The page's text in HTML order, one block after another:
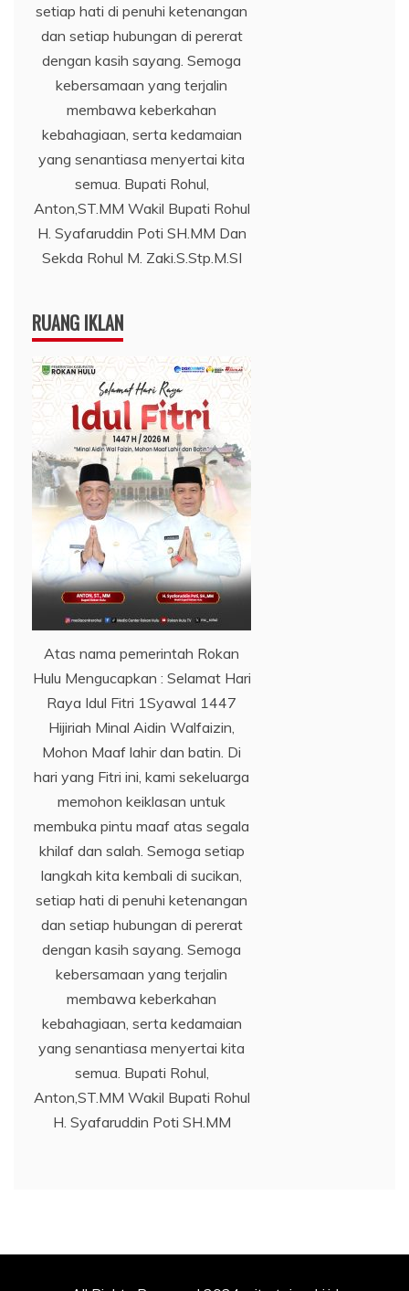
setiap hati di penuhi ketenangan
dan setiap hubungan di pererat
dengan kasih sayang. Semoga
kebersamaan yang terjalin
membawa keberkahan
kebahagiaan, serta kedamaian
yang senantiasa menyertai kita
semua. Bupati Rohul,
Anton,ST.MM Wakil Bupati Rohul
H. Syafaruddin Poti SH.MM Dan
Sekda Rohul M. Zaki.S.Stp.M.SI
RUANG IKLAN
Atas nama pemerintah Rokan
Hulu Mengucapkan : Selamat Hari
Raya Idul Fitri 1Syawal 1447
Hijiriah Minal Aidin Walfaizin,
Mohon Maaf lahir dan batin. Di
hari yang Fitri ini, kami sekeluarga
memohon keiklasan untuk
membuka pintu maaf atas segala
khilaf dan salah. Semoga setiap
langkah kita kembali di sucikan,
setiap hati di penuhi ketenangan
dan setiap hubungan di pererat
dengan kasih sayang. Semoga
kebersamaan yang terjalin
membawa keberkahan
kebahagiaan, serta kedamaian
yang senantiasa menyertai kita
semua. Bupati Rohul,
Anton,ST.MM Wakil Bupati Rohul
H. Syafaruddin Poti SH.MM